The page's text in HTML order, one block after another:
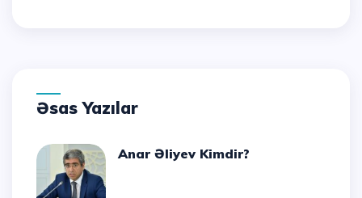
Əsas Yazılar
Anar Əliyev Kimdir?